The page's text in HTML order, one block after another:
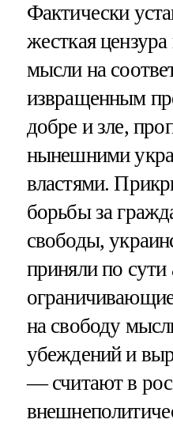
Фактически
жесткая
мысли на
извращенным
добре и зле,
нынешними
властями.
борьбы за
свободы,
приняли по
на свободу
убеждений и
— считают в